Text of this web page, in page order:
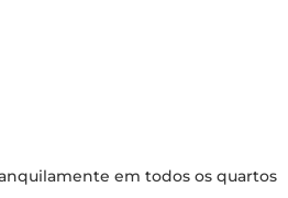
em todos os quartos